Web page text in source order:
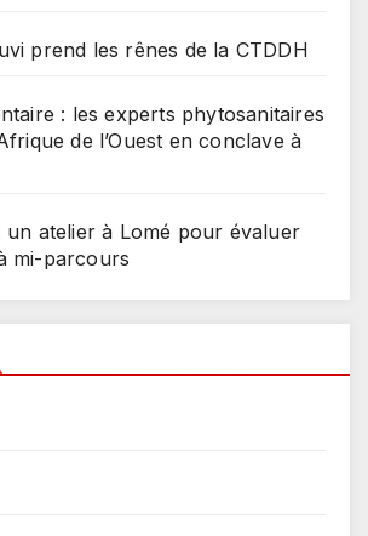
prend les rênes de la CTDDH
: les experts phytosanitaires
de l’Ouest en conclave à
un atelier à Lomé pour évaluer
mi-parcours